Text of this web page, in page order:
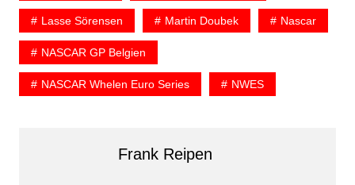
Lasse Sörensen Martin Doubek Nascar
NASCAR GP Belgien
NASCAR Whelen Euro Series NWES
Frank Reipen